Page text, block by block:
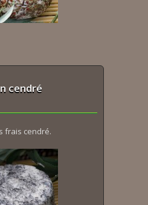
cendré
frais cendré.